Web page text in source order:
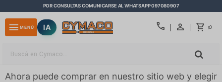
POR CONSULTAS COMUNICARSE AL WHATSAPP 097080907
call $0
menu MENÚ IA
Ahora puede comprar en nuestro sitio web y elegir
close